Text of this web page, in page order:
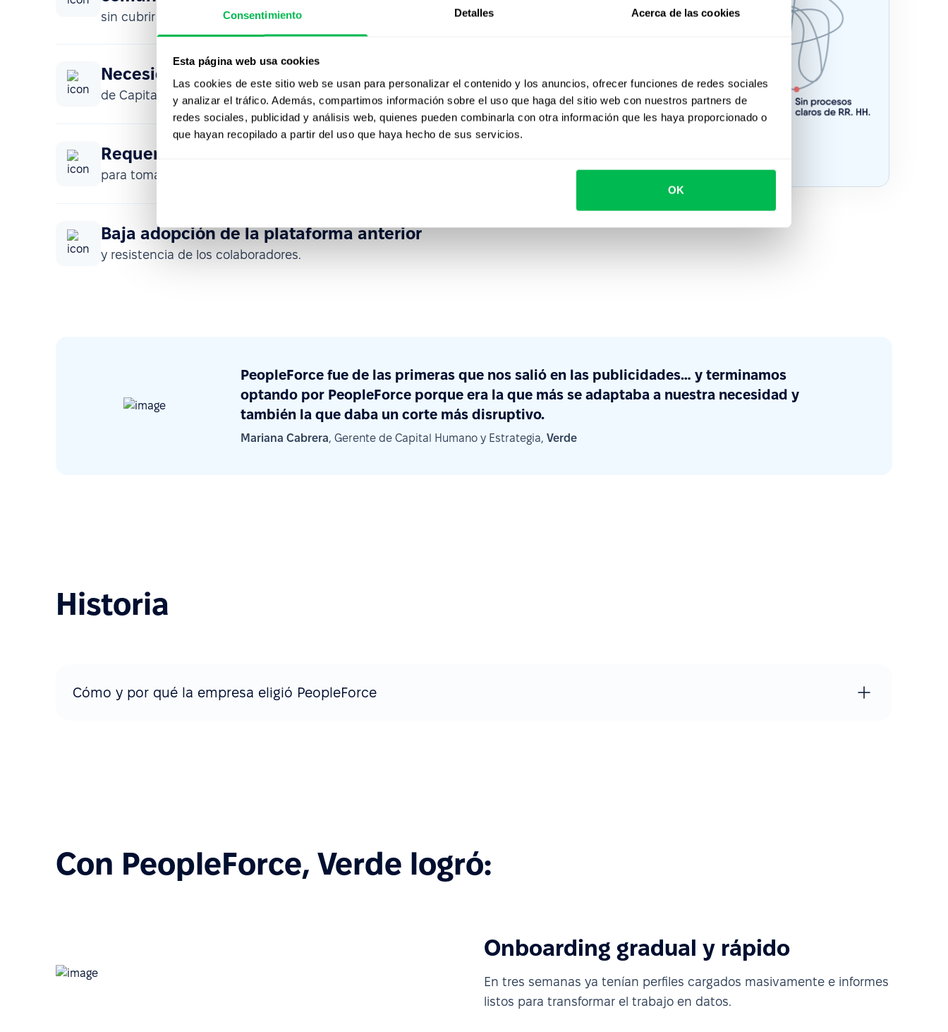
Consentimiento Detalles Acerca de las cookies
Esta página web usa cookies
Las cookies de este sitio web se usan para personalizar el contenido y los anuncios, ofrecer funciones de redes sociales
y analizar el tráfico. Además, compartimos información sobre el uso que haga del sitio web con nuestros partners de
redes sociales, publicidad y análisis web, quienes pueden combinarla con otra información que les haya proporcionado o
que hayan recopilado a partir del uso que haya hecho de sus servicios.
OK
sin cubrir procesos de gestión.
Necesidad de profesionalizar la gestión
de Capital Humano.
Requerimiento de datos confiables
para tomar decisiones estratégicas.
Baja adopción de la plataforma anterior
y resistencia de los colaboradores.
PeopleForce fue de las primeras que nos salió en las publicidades… y terminamos
optando por PeopleForce porque era la que más se adaptaba a nuestra necesidad y
también la que daba un corte más disruptivo.
Mariana Cabrera, Gerente de Capital Humano y Estrategia, Verde
Historia
Cómo y por qué la empresa eligió PeopleForce
Con PeopleForce, Verde logró:
Onboarding gradual y rápido
En tres semanas ya tenían perfiles cargados masivamente e informes
listos para transformar el trabajo en datos.